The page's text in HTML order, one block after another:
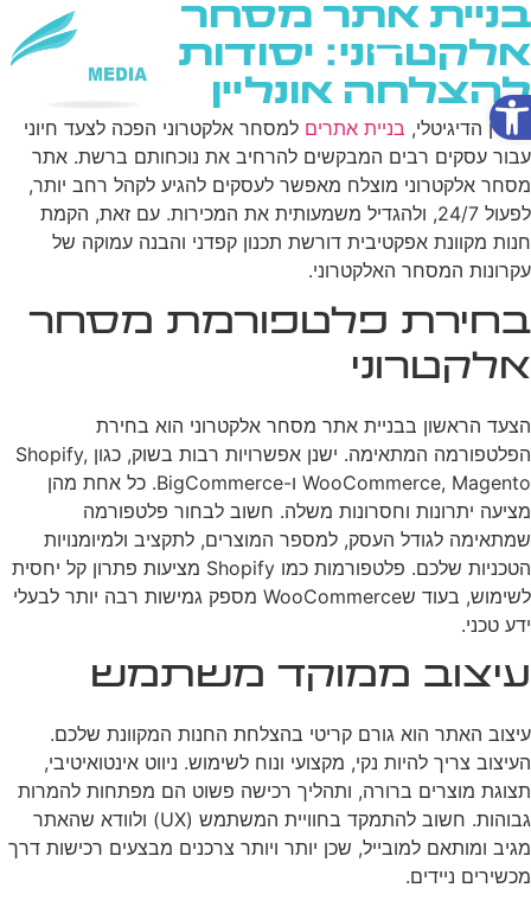
פתח סרגל נגישות
בניית אתר מסחר
אלקטרוני: יסודות
להצלחה אונליין
בעידן הדיגיטלי, בניית אתרים למסחר אלקטרוני הפכה לצעד חיוני
עבור עסקים רבים המבקשים להרחיב את נוכחותם ברשת. אתר
מסחר אלקטרוני מוצלח מאפשר לעסקים להגיע לקהל רחב יותר,
לפעול 24/7, ולהגדיל משמעותית את המכירות. עם זאת, הקמת
חנות מקוונת אפקטיבית דורשת תכנון קפדני והבנה עמוקה של
עקרונות המסחר האלקטרוני.
בחירת פלטפורמת מסחר
אלקטרוני
הצעד הראשון בבניית אתר מסחר אלקטרוני הוא בחירת
הפלטפורמה המתאימה. ישנן אפשרויות רבות בשוק, כגון Shopify,
WooCommerce, Magento ו-BigCommerce. כל אחת מהן
מציעה יתרונות וחסרונות משלה. חשוב לבחור פלטפורמה
שמתאימה לגודל העסק, למספר המוצרים, לתקציב ולמיומנויות
הטכניות שלכם. פלטפורמות כמו Shopify מציעות פתרון קל יחסית
לשימוש, בעוד שWooCommerce מספק גמישות רבה יותר לבעלי
ידע טכני.
עיצוב ממוקד משתמש
עיצוב האתר הוא גורם קריטי בהצלחת החנות המקוונת שלכם.
העיצוב צריך להיות נקי, מקצועי ונוח לשימוש. ניווט אינטואיטיבי,
תצוגת מוצרים ברורה, ותהליך רכישה פשוט הם מפתחות להמרות
גבוהות. חשוב להתמקד בחוויית המשתמש (UX) ולוודא שהאתר
מגיב ומותאם למובייל, שכן יותר ויותר צרכנים מבצעים רכישות דרך
מכשירים ניידים.